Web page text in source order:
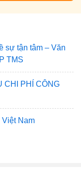
sự tận tâm – Văn
TMS
CHI PHÍ CÔNG
Việt Nam